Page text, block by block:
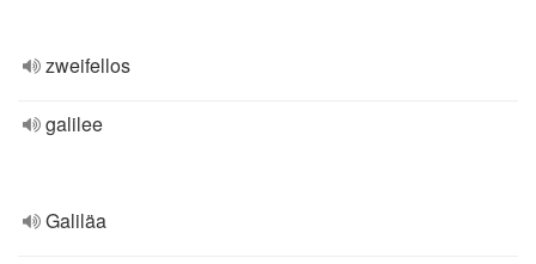
zweifellos
galilee
Galiläa